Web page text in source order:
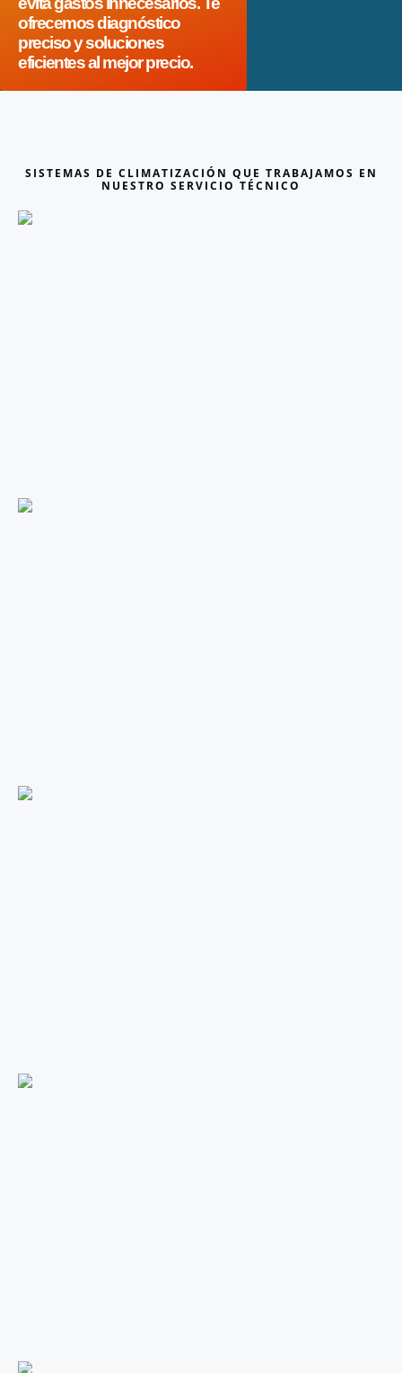
ofrecemos diagnóstico
preciso y soluciones
eficientes al mejor precio.
SISTEMAS DE CLIMATIZACIÓN QUE TRABAJAMOS EN
NUESTRO SERVICIO TÉCNICO